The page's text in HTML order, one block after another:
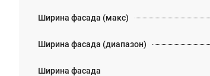
Ширина фасада (макс)
Ширина фасада (диапазон)
Ширина фасада